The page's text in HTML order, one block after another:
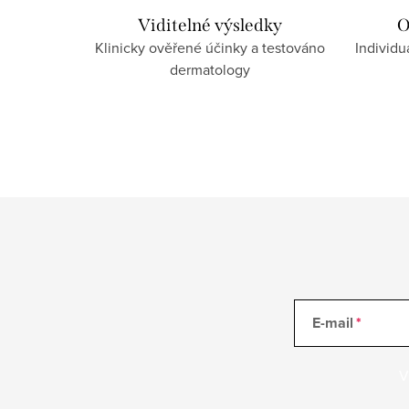
Viditelné výsledky
Klinicky ověřené účinky a testováno
dermatology
E-mail